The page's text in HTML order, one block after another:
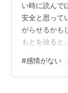
い時に読んで
安全と思って
がらせるかも
もとを辿ると
由が勝ってし
を踏む可能性
#感情がない